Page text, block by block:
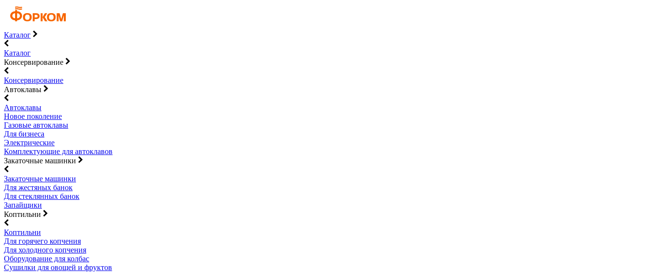
Каталог
Каталог
Консервирование
Консервирование
Автоклавы
Автоклавы
Новое поколение
Газовые автоклавы
Для бизнеса
Электрические
Комплектующие для автоклавов
Закаточные машинки
Закаточные машинки
Для жестяных банок
Для стеклянных банок
Запайщики
Коптильни
Коптильни
Для горячего копчения
Для холодного копчения
Оборудование для колбас
Сушилки для овощей и фруктов